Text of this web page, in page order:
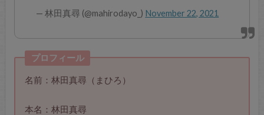
— 林田真尋 (@mahirodayo_) November 22, 2021
プロフィール
名前：林田真尋（まひろ）
本名：林田真尋